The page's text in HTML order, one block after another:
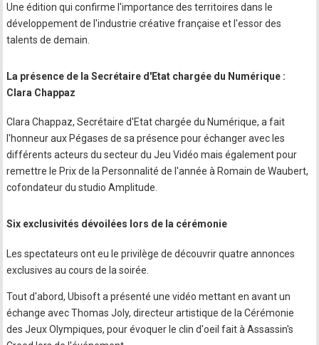
Une édition qui confirme l'importance des territoires dans le
développement de l'industrie créative française et l'essor des
talents de demain.
La présence de la Secrétaire d'Etat chargée du Numérique :
Clara Chappaz
Clara Chappaz, Secrétaire d'Etat chargée du Numérique, a fait
l'honneur aux Pégases de sa présence pour échanger avec les
différents acteurs du secteur du Jeu Vidéo mais également pour
remettre le Prix de la Personnalité de l'année à Romain de Waubert,
cofondateur du studio Amplitude.
Six exclusivités dévoilées lors de la cérémonie
Les spectateurs ont eu le privilège de découvrir quatre annonces
exclusives au cours de la soirée.
Tout d'abord, Ubisoft a présenté une vidéo mettant en avant un
échange avec Thomas Joly, directeur artistique de la Cérémonie
des Jeux Olympiques, pour évoquer le clin d'oeil fait à Assassin's